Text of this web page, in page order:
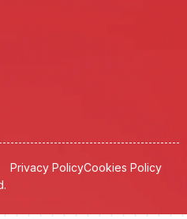
Privacy PolicyCookies Policy